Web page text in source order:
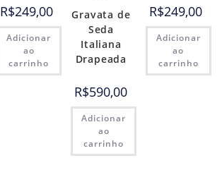
R$249,00
Adicionar
ao
carrinho
Gravata de
Seda
Italiana
Drapeada
R$590,00
Adicionar
ao
carrinho
R$249,00
Adicionar
ao
carrinho